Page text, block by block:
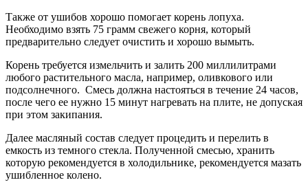
Также от ушибов хорошо помогает корень лопуха.
Необходимо взять 75 грамм свежего корня, который
предварительно следует очистить и хорошо вымыть.
Корень требуется измельчить и залить 200 миллилитрами
любого растительного масла, например, оливкового или
подсолнечного. Смесь должна настояться в течение 24 часов,
после чего ее нужно 15 минут нагревать на плите, не допуская
при этом закипания.
Далее масляный состав следует процедить и перелить в
емкость из темного стекла. Полученной смесью, хранить
которую рекомендуется в холодильнике, рекомендуется мазать
ушибленное колено.